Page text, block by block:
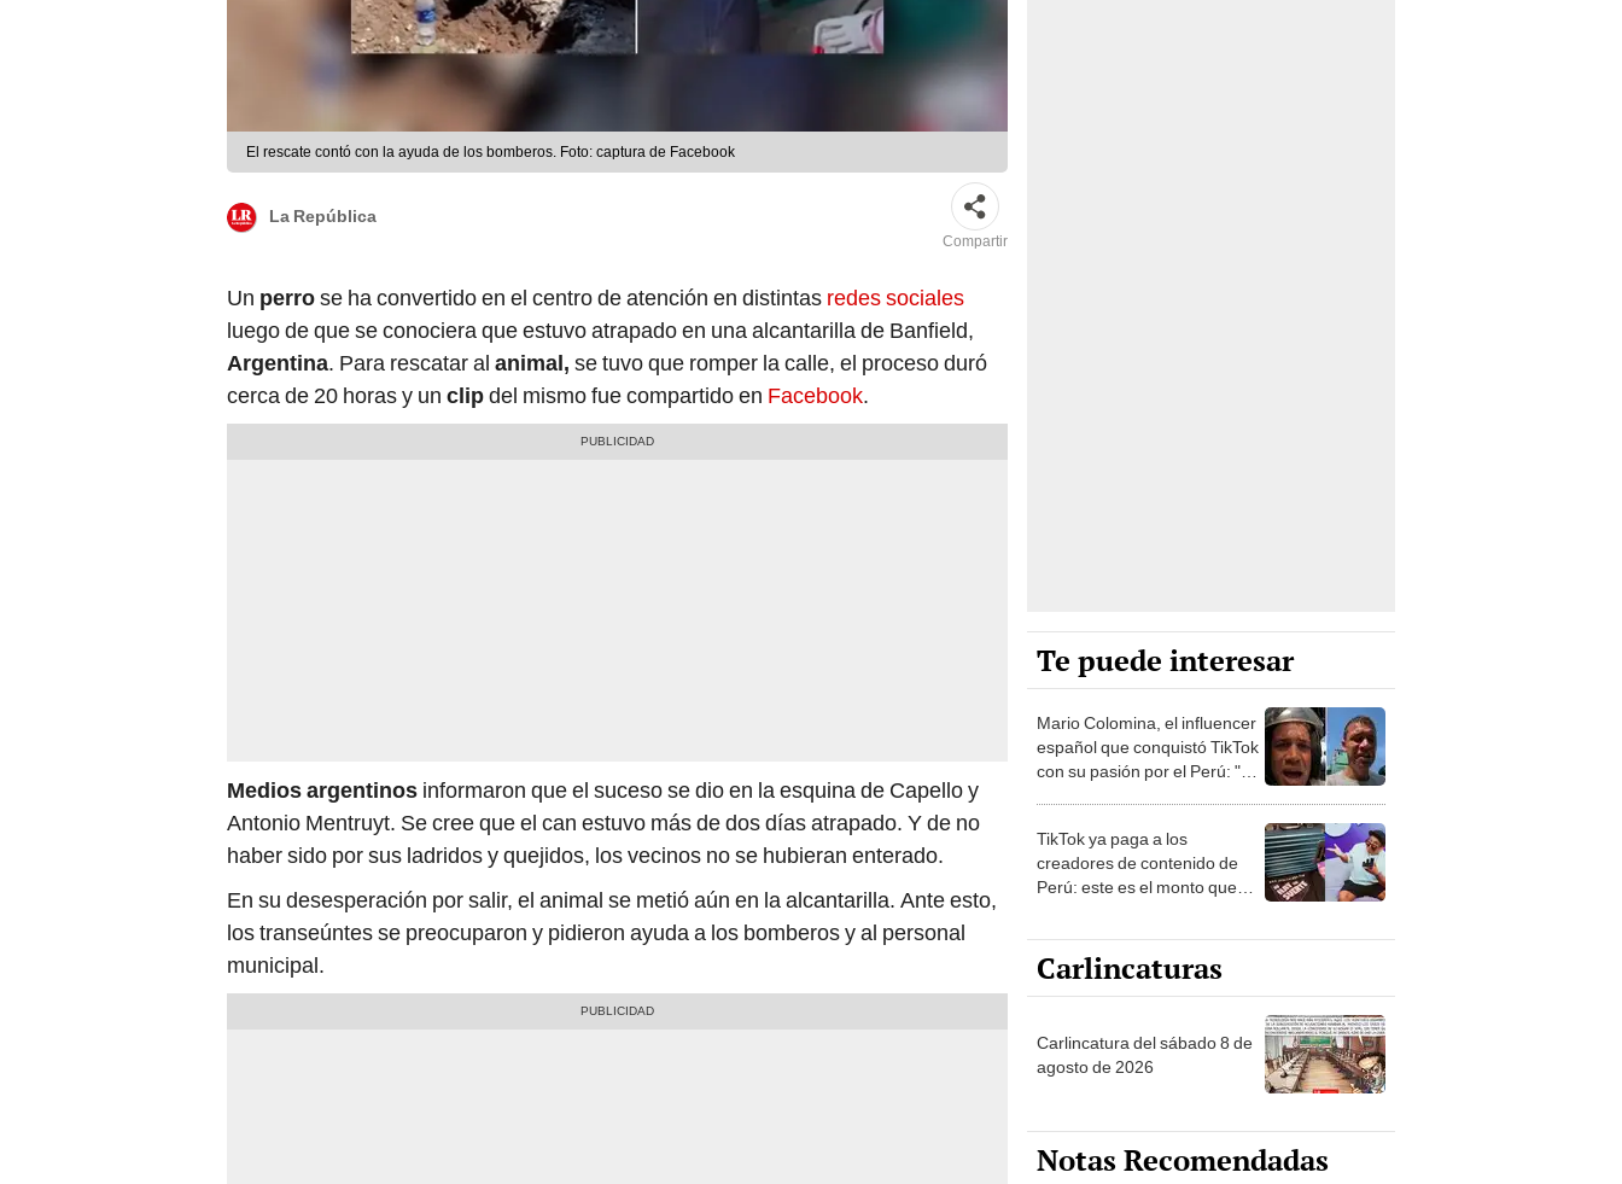
El rescate contó con la ayuda de los bomberos. Foto: captura de Facebook
La República
Compartir
Un perrose ha convertido en el centro de atención en distintas redes sociales
luego de que se conociera que estuvo atrapado en una alcantarilla de Banfield,
Argentina. Para rescatar al animal, se tuvo que romper la calle, el proceso duró
cerca de 20 horas y un clipdel mismo fue compartido en Facebook.
Medios argentinos informaron que el suceso se dio en la esquina de Capello y
Antonio Mentruyt. Se cree que el can estuvo más de dos días atrapado. Y de no
haber sido por sus ladridos y quejidos, los vecinos no se hubieran enterado.
En su desesperación por salir, el animal se metió aún en la alcantarilla. Ante esto,
los transeúntes se preocuparon y pidieron ayuda a los bomberos y al personal
municipal.
Te puede interesar
Mario Colomina, el influencer
español que conquistó TikTok
con su pasión por el Perú: "Mi
TikTok ya paga a los
creadores de contenido de
Perú: este es el monto que
1.000 vistas
Carlincaturas
Carlincatura del sábado 8 de
agosto de 2026
Notas Recomendadas